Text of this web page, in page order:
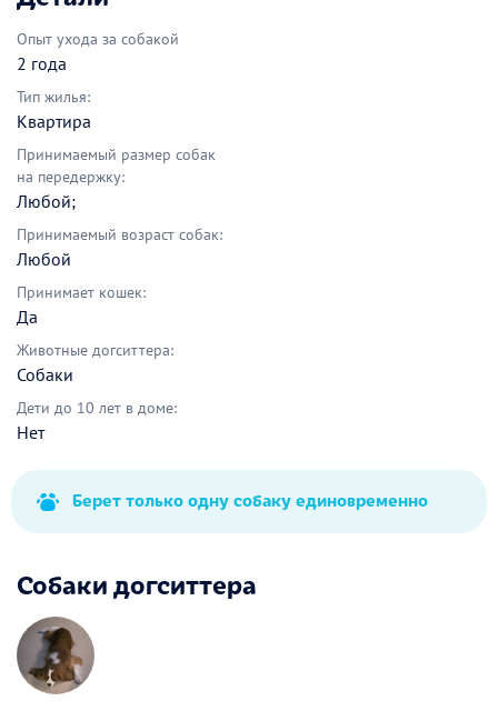
Опыт ухода за собакой
2 года
Тип жилья:
Квартира
Принимаемый размер собак
на передержку:
Любой;
Принимаемый возраст собак:
Любой
Принимает кошек:
Да
Животные догситтера:
Собаки
Дети до 10 лет в доме:
Нет
Берет только одну собаку единовременно
Собаки догситтера